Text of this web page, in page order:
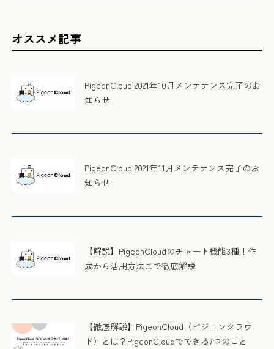
オススメ記事
PigeonCloud 2021年10月メンテナンス完了のお
知らせ
PigeonCloud 2021年11月メンテナンス完了のお
知らせ
【解説】PigeonCloudのチャート機能3種！作
成から活用方法まで徹底解説
【徹底解説】PigeonCloud（ピジョンクラウ
ド）とは？PigeonCloudでできる7つのこと